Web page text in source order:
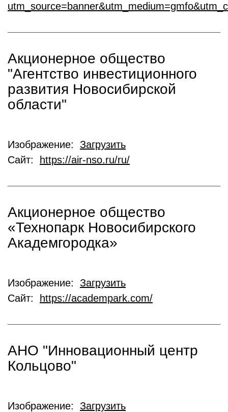
Акционерное общество
"Агентство инвестиционного
развития Новосибирской
области"
Изображение: Загрузить
Сайт:
https://air-nso.ru/ru/
Акционерное общество
«Технопарк Новосибирского
Академгородка»
Изображение: Загрузить
Сайт:
https://academpark.com/
АНО "Инновационный центр
Кольцово"
Изображение: Загрузить